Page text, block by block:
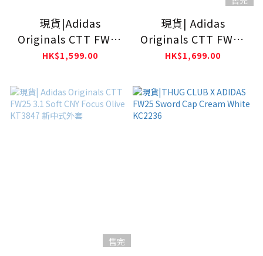
現貨|Adidas
Originals CTT FW25
3.1 Soft CNY Blue
HK$1,599.00
現貨| Adidas
Originals CTT FW25
3.1 Soft CNY
Burgundy KR0294 新
中式外套
HK$1,699.00
售完